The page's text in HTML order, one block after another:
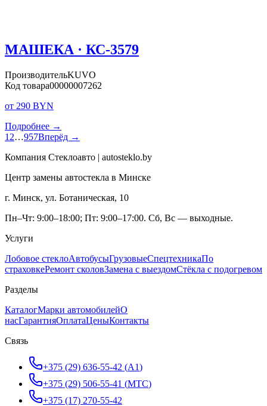
МАШЕКА · КС-3579
ПроизводительKUVO
Код товара00000007262
от 290 BYN
Подробнее →
1 2…957Вперёд →
Компания Стеклоавто | autosteklo.by
Центр замены автостекла в Минске
г. Минск, ул. Ботаническая, 10
Пн–Чт: 9:00–18:00; Пт: 9:00–17:00. Сб, Вс — выходные.
Услуги
Лобовое стеклоАвтобусыГрузовыеСпецтехникаПо
страховкеРемонт сколовЗамена с выездомСтёкла с подогревом
Разделы
КаталогМарки автомобилейО
насГарантияОплатаЦеныКонтакты
Связь
+375 (29) 636-55-42 (A1)
+375 (29) 506-55-41 (МТС)
+375 (17) 270-55-42